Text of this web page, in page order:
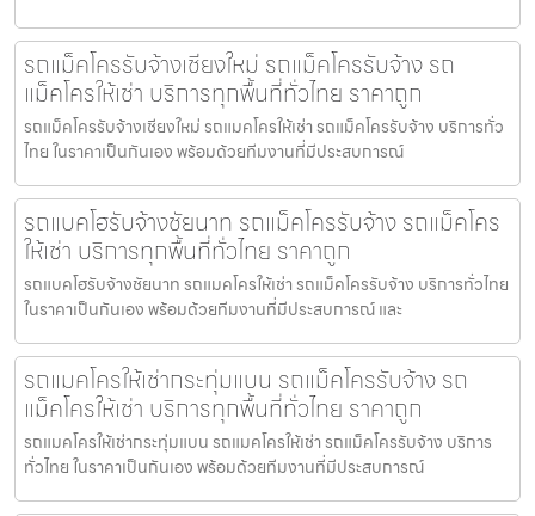
รถแม็คโครรับจ้างเชียงใหม่ รถแม็คโครรับจ้าง รถ
แม็คโครให้เช่า บริการทุกพื้นที่ทั่วไทย ราคาถูก
รถแม็คโครรับจ้างเชียงใหม่ รถแมคโครให้เช่า รถแม็คโครรับจ้าง บริการทั่ว
ไทย ในราคาเป็นกันเอง พร้อมด้วยทีมงานที่มีประสบการณ์
รถแบคโฮรับจ้างชัยนาท รถแม็คโครรับจ้าง รถแม็คโคร
ให้เช่า บริการทุกพื้นที่ทั่วไทย ราคาถูก
รถแบคโฮรับจ้างชัยนาท รถแมคโครให้เช่า รถแม็คโครรับจ้าง บริการทั่วไทย
ในราคาเป็นกันเอง พร้อมด้วยทีมงานที่มีประสบการณ์ และ
รถแมคโครให้เช่ากระทุ่มแบน รถแม็คโครรับจ้าง รถ
แม็คโครให้เช่า บริการทุกพื้นที่ทั่วไทย ราคาถูก
รถแมคโครให้เช่ากระทุ่มแบน รถแมคโครให้เช่า รถแม็คโครรับจ้าง บริการ
ทั่วไทย ในราคาเป็นกันเอง พร้อมด้วยทีมงานที่มีประสบการณ์